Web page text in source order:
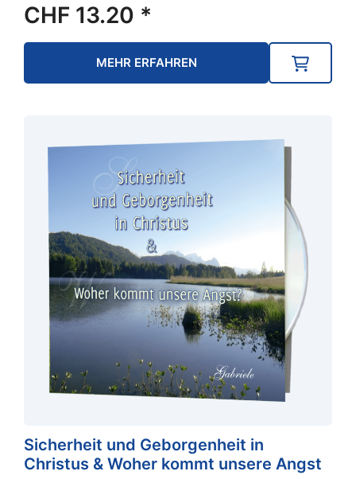
CHF 13.20 *
MEHR ERFAHREN
Sicherheit und Geborgenheit in
Christus & Woher kommt unsere Angst